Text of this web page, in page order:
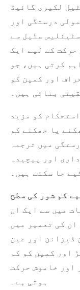
لکیری گائیڈ
درستگی اور
سٹیل سے
حرکت کے لیے ایک
کرتی ہیں، جو
اور کمپن کو
بناتی ہیں۔
کو مزید
یا جھکنے کو
میں ترجمہ
اور پیچیدہ
جا سکتے ہیں۔
کم شور کی سطح
میں سے ایک ان
ان کی تعمیر میں
ڈیزائن اور عین
اور کمپن کو کم
اور خاموش حرکت
ہوتی ہے۔